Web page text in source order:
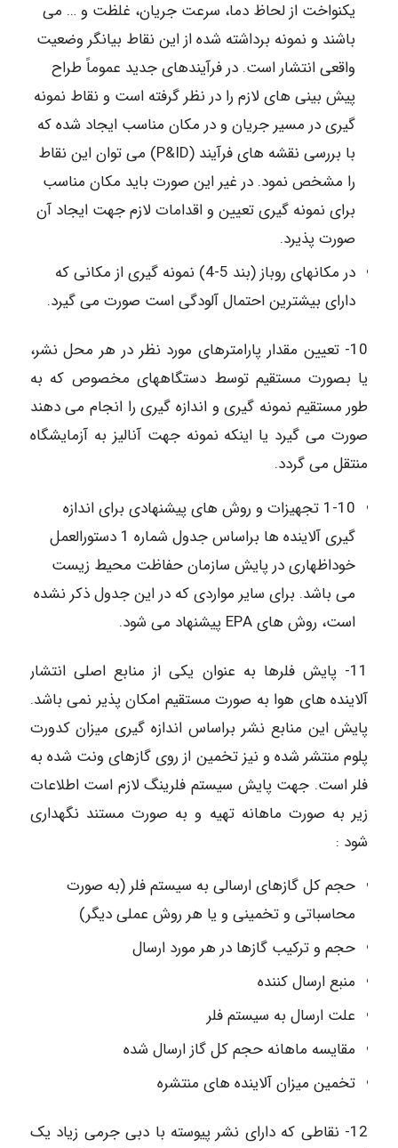
یکنواخت از لحاظ دما، سرعت جریان، غلظت و … می
باشند و نمونه برداشته شده از این نقاط بیانگر وضعیت
واقعی انتشار است. در فرآیندهای جدید عموماً طراح
پیش بینی های لازم را در نظر گرفته است و نقاط نمونه
گیری در مسیر جریان و در مکان مناسب ایجاد شده که
با بررسی نقشه های فرآیند (P&ID) می توان این نقاط
را مشخص نمود. در غیر این صورت باید مکان مناسب
برای نمونه گیری تعیین و اقدامات لازم جهت ایجاد آن
صورت پذیرد.
در مکانهای روباز (بند 5-4) نمونه گیری از مکانی که
دارای بیشترین احتمال آلودگی است صورت می گیرد.
10- تعیین مقدار پارامترهای مورد نظر در هر محل نشر،
یا بصورت مستقیم توسط دستگاههای مخصوص که به
طور مستقیم نمونه گیری و اندازه گیری را انجام می دهند
صورت می گیرد یا اینکه نمونه جهت آنالیز به آزمایشگاه
منتقل می گردد.
1-10 تجهیزات و روش های پیشنهادی برای اندازه
گیری آلاینده ها براساس جدول شماره 1 دستورالعمل
خوداظهاری در پایش سازمان حفاظت محیط زیست
می باشد. برای سایر مواردی که در این جدول ذکر نشده
است، روش های EPA پیشنهاد می شود.
11- پایش فلرها به عنوان یکی از منابع اصلی انتشار
آلاینده های هوا به صورت مستقیم امکان پذیر نمی باشد.
پایش این منابع نشر براساس اندازه گیری میزان کدورت
پلوم منتشر شده و نیز تخمین از روی گازهای ونت شده به
فلر است. جهت پایش سیستم فلرینگ لازم است اطلاعات
زیر به صورت ماهانه تهیه و به صورت مستند نگهداری
شود :
حجم کل گازهای ارسالی به سیستم فلر (به صورت
محاسباتی و تخمینی و یا هر روش عملی دیگر)
حجم و ترکیب گازها در هر مورد ارسال
منبع ارسال کننده
علت ارسال به سیستم فلر
مقایسه ماهانه حجم کل گاز ارسال شده
تخمین میزان آلاینده های منتشره
12- نقاطی که دارای نشر پیوسته با دبی جرمی زیاد یک